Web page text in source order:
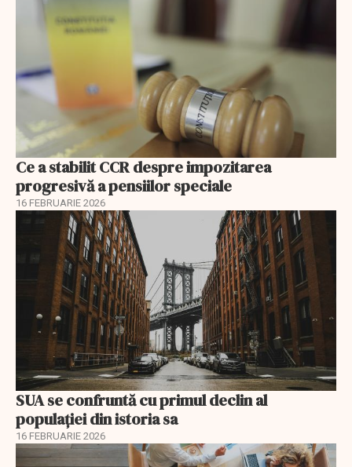
Ce a stabilit CCR despre impozitarea
progresivă a pensiilor speciale
16 FEBRUARIE 2026
SUA se confruntă cu primul declin al
populației din istoria sa
16 FEBRUARIE 2026